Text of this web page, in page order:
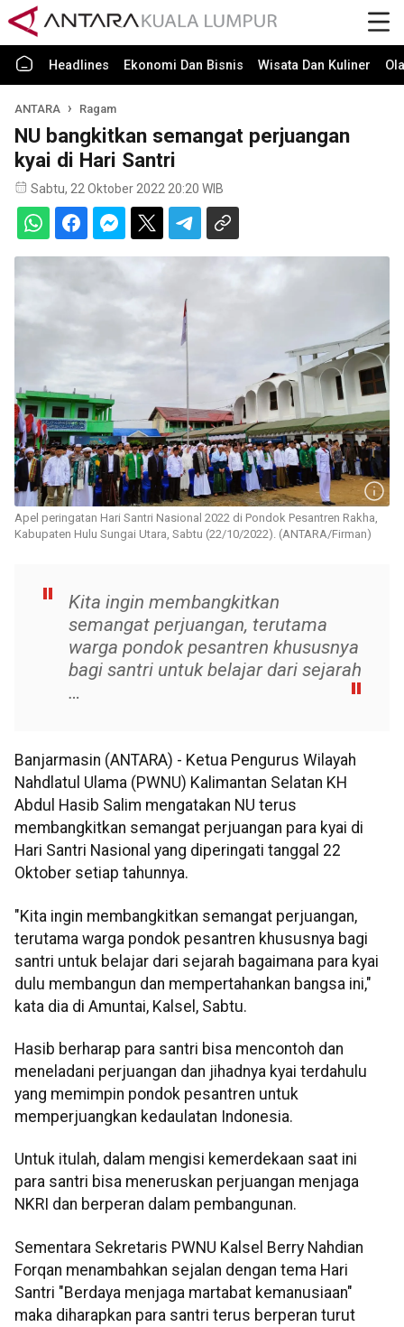
Headlines Ekonomi Dan Bisnis Wisata Dan Kuliner
ANTARA Ragam
NU bangkitkan semangat perjuangan
kyai di Hari Santri
Sabtu, 22 Oktober 2022 20:20 WIB
Apel peringatan Hari Santri Nasional 2022 di Pondok Pesantren Rakha,
Kabupaten Hulu Sungai Utara, Sabtu (22/10/2022). (ANTARA/Firman)
Kita ingin membangkitkan
semangat perjuangan, terutama
warga pondok pesantren khususnya
bagi santri untuk belajar dari sejarah
…
Banjarmasin (ANTARA) - Ketua Pengurus Wilayah
Nahdlatul Ulama (PWNU) Kalimantan Selatan KH
Abdul Hasib Salim mengatakan NU terus
membangkitkan semangat perjuangan para kyai di
Hari Santri Nasional yang diperingati tanggal 22
Oktober setiap tahunnya.
"Kita ingin membangkitkan semangat perjuangan,
terutama warga pondok pesantren khususnya bagi
santri untuk belajar dari sejarah bagaimana para kyai
dulu membangun dan mempertahankan bangsa ini,"
kata dia di Amuntai, Kalsel, Sabtu.
Hasib berharap para santri bisa mencontoh dan
meneladani perjuangan dan jihadnya kyai terdahulu
yang memimpin pondok pesantren untuk
memperjuangkan kedaulatan Indonesia.
Untuk itulah, dalam mengisi kemerdekaan saat ini
para santri bisa meneruskan perjuangan menjaga
NKRI dan berperan dalam pembangunan.
Sementara Sekretaris PWNU Kalsel Berry Nahdian
Forqan menambahkan sejalan dengan tema Hari
Santri "Berdaya menjaga martabat kemanusiaan"
maka diharapkan para santri terus berperan turut